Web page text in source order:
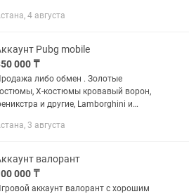
3.Повелитель-51 лвл
4 августа
Pubg mobile
000 ₸
либо обмен . Золотые
Х-костюмы кровавый ворон,
и другие, Lamborghini и
счетчик м416 М416 Ледник
3 августа
валорант
000 ₸
аккаунт валорант с хорошим